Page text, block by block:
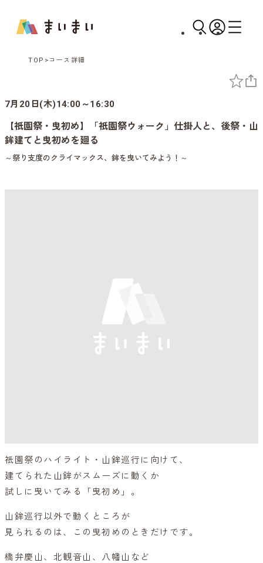
TOP コース詳細
7月20日(木)14:00～16:30
【祇園祭・曳初め】「祇園祭ウォーク」仕掛人と、後祭・山
鉾建てと曳初めを廻る
～祭り支度のクライマックス、鉾を曳いてみよう！～
祇園祭のハイライト・山鉾巡行に向けて、
建てられた山鉾がスムーズに動くか
試しに曳いてみる「曳初め」。
山鉾巡行以外で動くところが
見られるのは、この曳初めのときだけです。
橋弁慶山、北観音山、八幡山など